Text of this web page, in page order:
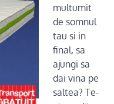
multumit
de somnul
tau si in
final, sa
ajungi sa
dai vina pe
saltea? Te-